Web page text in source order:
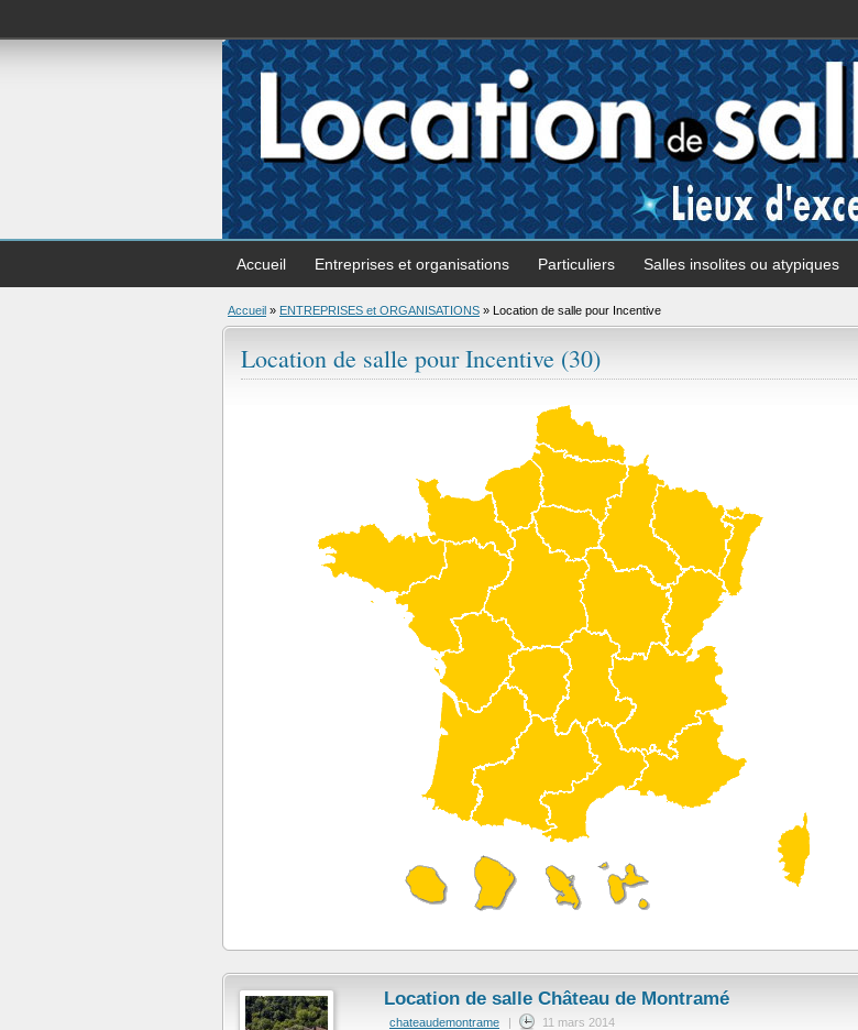
Accueil Entreprises et organisations Particuliers Salles insolites ou atypiques
Accueil » ENTREPRISES et ORGANISATIONS » Location de salle pour Incentive
Location de salle pour Incentive (30)
Location de salle Château de Montramé
chateaudemontrame | 11 mars 2014